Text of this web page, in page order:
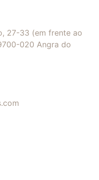
27-33 (em frente ao
020 Angra do